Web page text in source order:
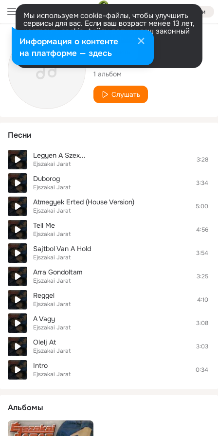
Войти
Мы используем cookie-файлы, чтобы улучшить
сервисы для вас. Если ваш возраст менее 13 лет,
настроить cookie-файлы должен ваш законный
представитель. Больше информации
Разрешить все Настроить
Исполнитель
Ejszakai Jarat
1 альбом
Слушать
Песни
Legyen A Szex...
Ejszakai Jarat
3:28
Duborog
Ejszakai Jarat
3:34
Atmegyek Erted (House Version)
Ejszakai Jarat
5:00
Tell Me
Ejszakai Jarat
4:56
Sajtbol Van A Hold
Ejszakai Jarat
3:54
Arra Gondoltam
Ejszakai Jarat
3:25
Reggel
Ejszakai Jarat
4:10
A Vagy
Ejszakai Jarat
3:08
Olelj At
Ejszakai Jarat
3:03
Intro
Ejszakai Jarat
0:34
Альбомы
Информация о контенте
на платформе — здесь